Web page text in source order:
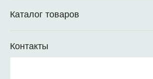
Каталог товаров
Контакты